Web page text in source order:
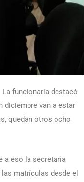
funcionaria destacó
diciembre van a estar
quedan otros ocho
a eso la secretaria
matrículas desde el